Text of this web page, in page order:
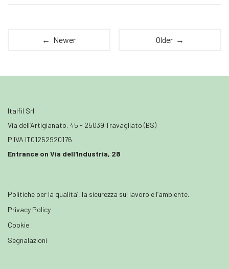
← Newer Older →
Italfil Srl
Via dell’Artigianato, 45 - 25039 Travagliato (BS)
P.IVA IT01252920176
Entrance on Via dell'Industria, 28
Politiche per la qualita’, la sicurezza sul lavoro e l’ambiente.
Privacy Policy
Cookie
Segnalazioni